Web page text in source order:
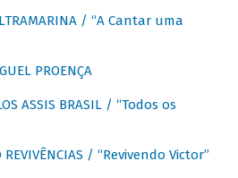
/ “A Cantar uma
PROENÇA
ASSIS BRASIL / “Todos os
REVIVÊNCIAS / “Revivendo Victor”